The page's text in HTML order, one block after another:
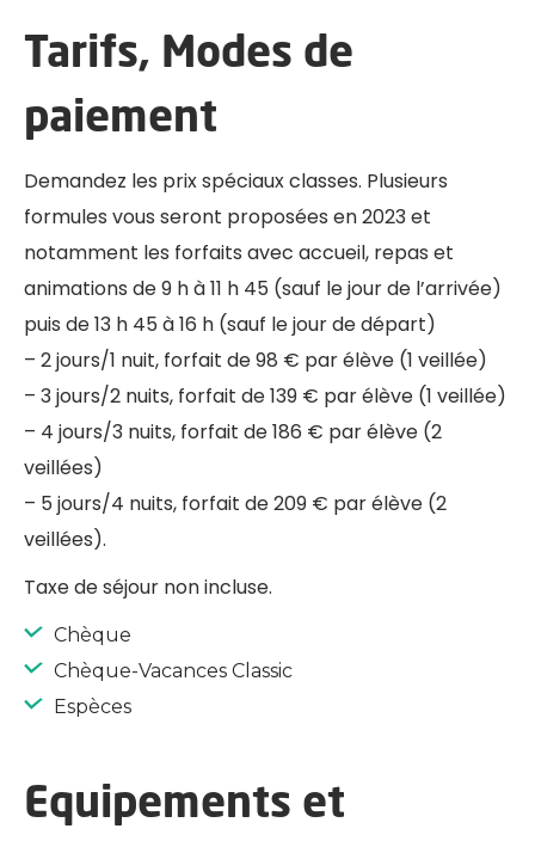
Tarifs, Modes de
paiement
Demandez les prix spéciaux classes. Plusieurs
formules vous seront proposées en 2023 et
notamment les forfaits avec accueil, repas et
animations de 9 h à 11 h 45 (sauf le jour de l’arrivée)
puis de 13 h 45 à 16 h (sauf le jour de départ)
– 2 jours/1 nuit, forfait de 98 € par élève (1 veillée)
– 3 jours/2 nuits, forfait de 139 € par élève (1 veillée)
– 4 jours/3 nuits, forfait de 186 € par élève (2
veillées)
– 5 jours/4 nuits, forfait de 209 € par élève (2
veillées).
Taxe de séjour non incluse.
Chèque
Chèque-Vacances Classic
Espèces
Equipements et